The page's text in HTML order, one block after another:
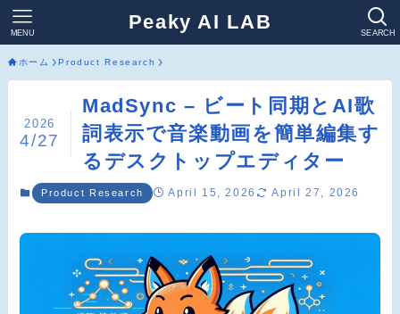
Peaky AI LAB SEARCH
MENU
ホーム Product Research
MadSync – ビート同期とAI歌
詞表示で音楽動画を簡単編集す
るデスクトップエディター
2026
4/27
Product Research April 15, 2026 April 27, 2026